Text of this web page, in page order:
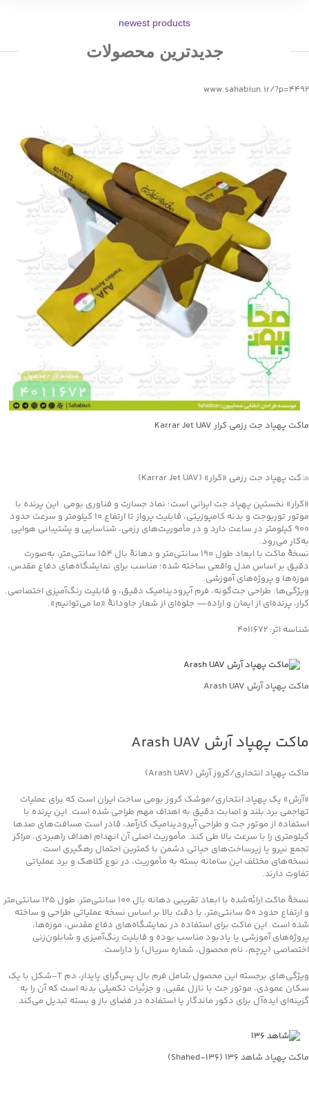
newest products
جدیدترین محصولات
www.sahabiun.ir/?p=4492
ماکت پهپاد جت رزمی کرار Karrar Jet UAV
ماکت پهپاد جت رزمی «کرار» (Karrar Jet UAV)
«کرار» نخستین پهپاد جت ایرانی است؛ نماد جسارت و فناوری بومی. این پرنده با
موتور توربوجت و بدنه کامپوزیتی، قابلیت پرواز تا ارتفاع ۱۰ کیلومتر و سرعت حدود
۹۰۰ کیلومتر در ساعت دارد و در مأموریت‌های رزمی، شناسایی و پشتیبانی هوایی
به‌کار می‌رود.
نسخهٔ ماکت با ابعاد طول 190 سانتی‌متر و دهانهٔ بال 154 سانتی‌متر، به‌صورت
دقیق بر اساس مدل واقعی ساخته شده؛ مناسب برای نمایشگاه‌های دفاع مقدس،
موزه‌ها و پروژه‌های آموزشی.
ویژگی‌ها: طراحی جت‌گونه، فرم آیرودینامیک دقیق، و قابلیت رنگ‌آمیزی اختصاصی.
کرار، پرنده‌ای از ایمان و اراده— جلوه‌ای از شعار جاودانۀ «ما می‌توانیم».
شناسه اثر: 4011672
ماکت پهپاد آرش Arash UAV
ماکت پهپاد آرش Arash UAV
ماکت پهپاد انتحاری/کروز آرش (Arash UAV)
«آرش» یک پهپاد انتحاری/موشک کروز بومی ساخت ایران است که برای عملیات
تهاجمی برد بلند و اصابت دقیق به اهداف مهم طراحی شده است. این پرنده با
استفاده از موتور جت و طراحی آیرودینامیک کارآمد، قادر است مسافت‌های صدها
کیلومتری را با سرعت بالا طی کند. مأموریت اصلی آن انهدام اهداف راهبردی، مراکز
تجمع نیرو یا زیرساخت‌های حیاتی دشمن با کمترین احتمال رهگیری است.
نسخه‌های مختلف این سامانه بسته به مأموریت، در نوع کلاهک و برد عملیاتی
تفاوت دارند.
نسخهٔ ماکت ارائه‌شده با ابعاد تقریبی دهانه بال 100 سانتی‌متر، طول 125 سانتی‌متر
و ارتفاع حدود 50 سانتی‌متر، با دقت بالا بر اساس نسخه عملیاتی طراحی و ساخته
شده است. این ماکت برای استفاده در نمایشگاه‌های دفاع مقدس، موزه‌ها،
پروژه‌های آموزشی یا یادبود مناسب بوده و قابلیت رنگ‌آمیزی و شابلون‌زنی
اختصاصی (پرچم، نام محصول، شماره سریال) را داراست.
ویژگی‌های برجسته این محصول شامل فرم بال پس‌گرای پایدار، دم T‑شکل با یک
سکان عمودی، موتور جت با نازل عقبی، و جزئیات تکمیلی بدنه است که آن را به
گزینه‌ای ایده‌آل برای دکور ماندگار یا استفاده در فضای باز و بسته تبدیل می‌کند.
ماکت پهپاد شاهد ۱۳۶ (Shahed‑۱۳۶)